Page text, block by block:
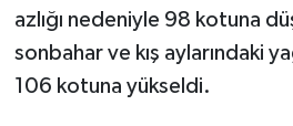
azlığı nedeniyle 98 kotuna
sonbahar ve kış aylarındaki
106 kotuna yükseldi.